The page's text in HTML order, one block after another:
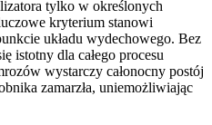
tylko w określonych
kryterium stanowi
układu wydechowego. Bez
istotny dla całego procesu
wystarczy całonocny postój
zamarzła, uniemożliwiając